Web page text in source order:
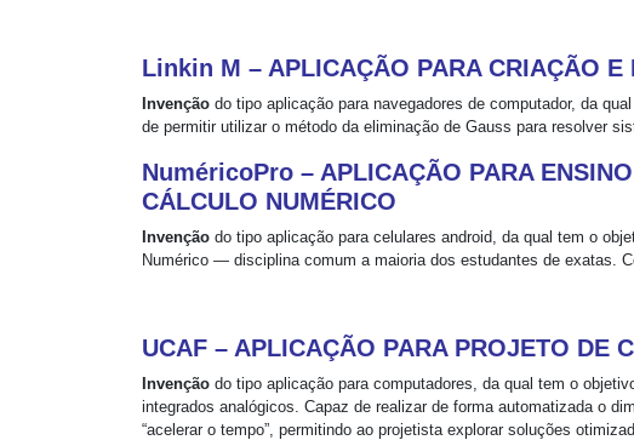
Linkin M – APLICAÇÃO PARA CRIAÇÃO E
Invenção do tipo aplicação para navegadores de computador, da
de permitir utilizar o método da eliminação de Gauss para resolver
NuméricoPro – APLICAÇÃO PARA
CÁLCULO NUMÉRICO
Invenção do tipo aplicação para celulares android, da qual tem o
Numérico — disciplina comum a maioria dos estudantes de exatas.
UCAF – APLICAÇÃO PARA PROJETO DE
Invenção do tipo aplicação para computadores, da qual tem o
integrados analógicos. Capaz de realizar de forma automatizada o
“acelerar o tempo”, permitindo ao projetista explorar soluções